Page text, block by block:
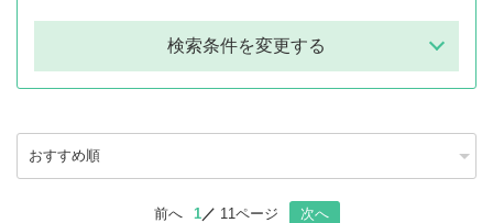
検索条件を変更する
前へ 1 11ページ 次へ